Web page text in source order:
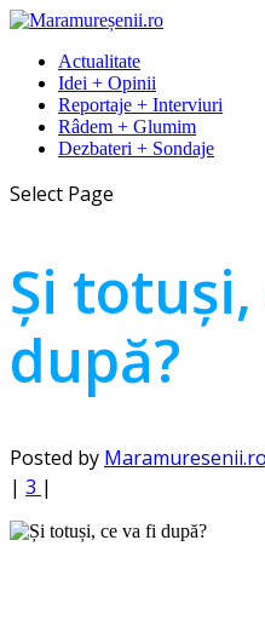
Actualitate
Idei + Opinii
Reportaje + Interviuri
Râdem + Glumim
Dezbateri + Sondaje
Select Page
Și
după?
Posted by Maramuresenii.ro
| 3 |